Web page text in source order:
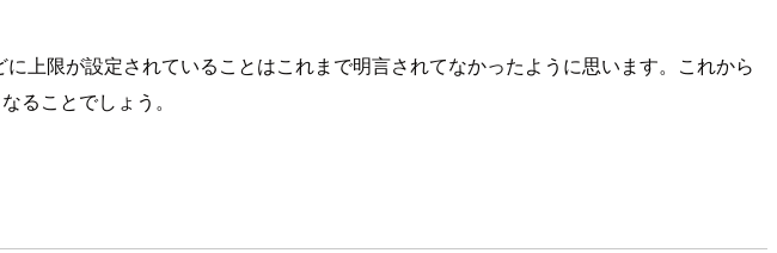
上限が設定されていることはこれまで明言されてなかったように思います。これから
ることでしょう。